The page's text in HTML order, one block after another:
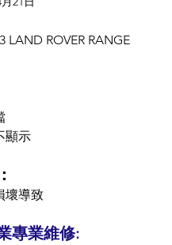
LAND ROVER RANGE
顯示
壞導致
專業維修: